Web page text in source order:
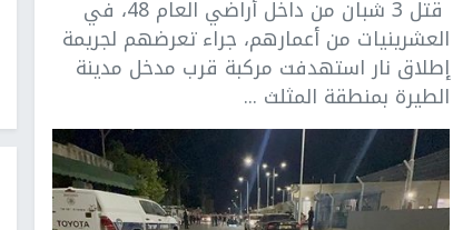
قتل 3 شبان من داخل أراضي العام 48، في
العشرينيات من أعمارهم، جراء تعرضهم لجريمة
إطلاق نار استهدفت مركبة قرب مدخل مدينة
الطيرة بمنطقة المثلث ...